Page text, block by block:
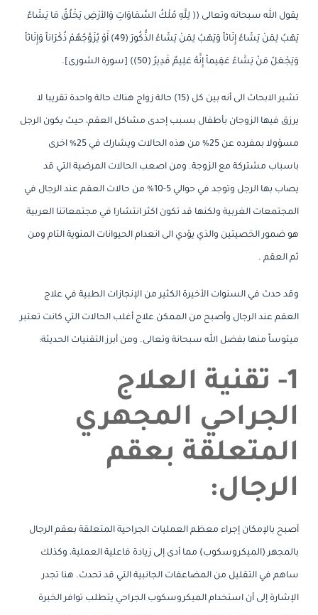
يقول الله سبحانه وتعالى (( لِلَّهِ مُلْكُ السَّمَاوَاتِ وَالأرْضِ يَخْلُقُ مَا يَشَاءُ
يَهَبُ لِمَنْ يَشَاءُ إِنَاثاً وَيَهَبُ لِمَنْ يَشَاءُ الذُّكُورَ (49) أَوْ يُزَوِّجُهُمْ ذُكْرَاناً وَإِنَاثاً
وَيَجْعَلُ مَنْ يَشَاءُ عَقِيماً إِنَّهُ عَلِيمٌ قَدِيرٌ (50)) [سورة الشورى].
تشير الابحاث الى أنه بين كل (15) حالة زواج هناك حالة واحدة تقريبا لا
يرزق فيها الزوجان بأطفال بسبب إحدى مشاكل العقم، حيث يكون الرجل
مسؤولا بمفرده عن 25% من هذه الحالات ويشارك في 25% اخرى
باسباب مشتركة مع الزوجة. ومن اصعب الحالات المرضية التي قد
يصاب بها الرجل وتوجد في حوالي 5-10% من حالات العقم عند الرجال في
المجتمعات الغربية ولكنها قد تكون اكثر انتشارا في مجتمعاتنا العربية
هو ضمور الخصيتين والذي يؤدي الى انعدام الحيوانات المنوية التام ومن
ثم العقم .
وقد حدث في السنوات الأخيرة الكثير من الإنجازات الطبية في علاج
العقم عند الرجال وأصبح من الممكن علاج أغلب الحالات التي كانت تعتبر
ميئوساً منها بفضل الله سبحانة وتعالى. ومن أبرز التقنيات الحديثة:
1- تقنية العلاج
الجراحي المجهري
المتعلقة بعقم
الرجال:
أصبح بالإمكان إجراء معظم العمليات الجراحية المتعلقة بعقم الرجال
بالمجهر (الميكروسكوب) مما أدى إلى زيادة فاعلية العملية، وكذلك
ساهم في التقليل من المضاعفات الجانبية التي قد تحدث. هنا تجدر
الإشارة إلى أن استخدام الميكروسكوب الجراحي يتطلب توافر الخبرة